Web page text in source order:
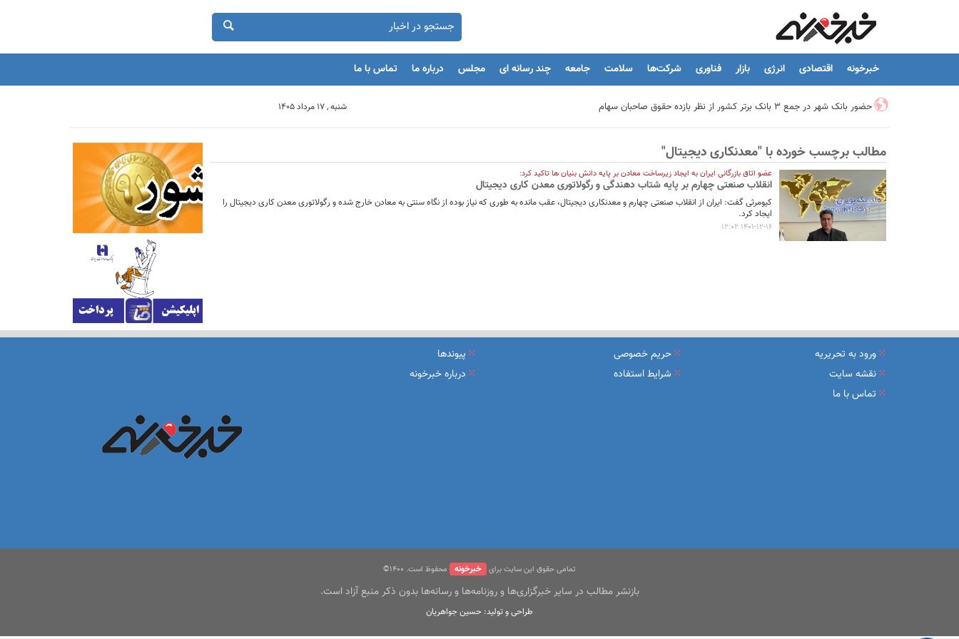
خبرخونه اقتصادی انرژی بازار فناوری شرکت‌ها سلامت جامعه چند رسانه ای مجلس درباره ما تماس با ما
حضور بانک شهر در جمع ۳ بانک برتر کشور از نظر بازده حقوق صاحبان سهام
تیما، محصول جدید بانك ملت؛ ابزاری برای كمك به مدیریت مالی بنگاه های اقتصادی
توسعه درمانگاه فوق تخصصی بیمارستان بهارلو با حمایت بانک سامان
هشدار نایب رئیس اتحادیه املاک: فروش متری مسکن می‌تواند سرمایه‌گذاران را با بحران مواجه کند
عقد تفاهم نامه عرضه محصول «مستمری مادام العمر ارس» بین شرکت بیمه باران و گروه صنعتی انتخاب
شنبه , 17 مرداد 1405
مطالب برچسب خورده با "معدنکاری دیجیتال"
عضو اتاق بازرگانی ایران به ایجاد زیرساخت معادن بر پایه دانش بنیان ها تاکید کرد:
انقلاب صنعتی چهارم بر پایه شتاب دهندگی و رگولاتوری معدن کاری دیجیتال
کیومرثی گفت: ایران از انقلاب صنعتی چهارم و معدنکاری دیجیتال، عقب مانده به طوری که نیاز بوده از نگاه سنتی به معادن خارج شده و رگولاتوری معدن کاری دیجیتال را
ایجاد کرد.
1401-12-16 12:02
ورود به تحریریه
نقشه سایت
تماس با ما
حریم خصوصی
شرایط استفاده
پیوندها
درباره خبرخونه
تمامی حقوق این سایت برای خبرخونه محفوظ است. ۱400©
بازنشر مطالب در سایر خبرگزاری‌ها و روزنامه‌ها و رسانه‌ها بدون ذکر منبع آزاد است.
طراحی و تولید: حسین جواهریان